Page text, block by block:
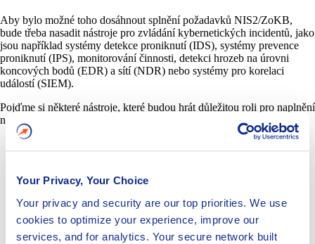
Your Privacy, Your Choice
Your privacy and security are our top priorities. We use
cookies to optimize your experience, improve our
services, and for analytics. Your secure network built
Aby bylo možné toho dosáhnout splnění požadavků NIS2/ZoKB,
bude třeba nasadit nástroje pro zvládání kybernetických incidentů, jako
jsou například systémy detekce proniknutí (IDS), systémy prevence
proniknutí (IPS), monitorování činnosti, detekci hrozeb na úrovni
koncových bodů (EDR) a sítí (NDR) nebo systémy pro korelaci
událostí (SIEM).
Pojďme si některé nástroje, které budou hrát důležitou roli pro naplnění
nového zákona o kybernetické bezpečnosti, představit.